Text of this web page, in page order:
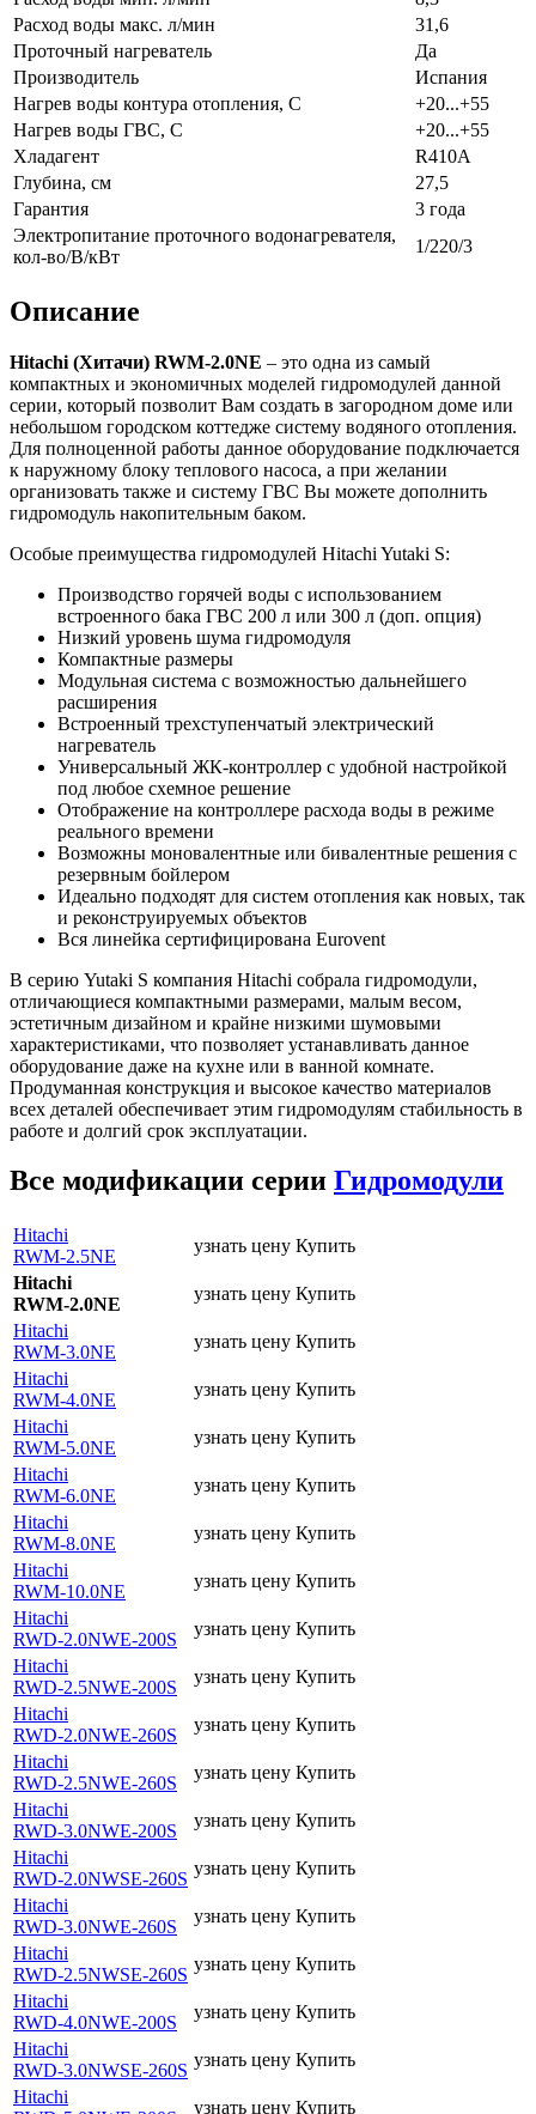
Расход воды макс. л/мин
31,6
Проточный нагреватель
Да
Производитель
Испания
Нагрев воды контура отопления, С
+20...+55
Нагрев воды ГВС, С
+20...+55
Хладагент
R410A
Глубина, см
27,5
Гарантия
3 года
Электропитание проточного водонагревателя,
кол-во/В/кВт
1/220/3
Описание
Hitachi (Хитачи) RWM-2.0NE – это одна из самый
компактных и экономичных моделей гидромодулей данной
серии, который позволит Вам создать в загородном доме или
небольшом городском коттедже систему водяного отопления.
Для полноценной работы данное оборудование подключается
к наружному блоку теплового насоса, а при желании
организовать также и систему ГВС Вы можете дополнить
гидромодуль накопительным баком.
Особые преимущества гидромодулей Hitachi Yutaki S:
Производство горячей воды с использованием
встроенного бака ГВС 200 л или 300 л (доп. опция)
Низкий уровень шума гидромодуля
Компактные размеры
Модульная система с возможностью дальнейшего
расширения
Встроенный трехступенчатый электрический
нагреватель
Универсальный ЖК-контроллер с удобной настройкой
под любое схемное решение
Отображение на контроллере расхода воды в режиме
реального времени
Возможны моновалентные или бивалентные решения с
резервным бойлером
Идеально подходят для систем отопления как новых, так
и реконструируемых объектов
Вся линейка сертифицирована Eurovent
В серию Yutaki S компания Hitachi собрала гидромодули,
отличающиеся компактными размерами, малым весом,
эстетичным дизайном и крайне низкими шумовыми
характеристиками, что позволяет устанавливать данное
оборудование даже на кухне или в ванной комнате.
Продуманная конструкция и высокое качество материалов
всех деталей обеспечивает этим гидромодулям стабильность в
работе и долгий срок эксплуатации.
Все модификации серии Гидромодули
Hitachi
RWM-2.5NE
узнать цену Купить
Hitachi
RWM-2.0NE
узнать цену Купить
Hitachi
RWM-3.0NE
узнать цену Купить
Hitachi
RWM-4.0NE
узнать цену Купить
Hitachi
RWM-5.0NE
узнать цену Купить
Hitachi
RWM-6.0NE
узнать цену Купить
Hitachi
RWM-8.0NE
узнать цену Купить
Hitachi
RWM-10.0NE
узнать цену Купить
Hitachi
RWD-2.0NWE-200S
узнать цену Купить
Hitachi
RWD-2.5NWE-200S
узнать цену Купить
Hitachi
RWD-2.0NWE-260S
узнать цену Купить
Hitachi
RWD-2.5NWE-260S
узнать цену Купить
Hitachi
RWD-3.0NWE-200S
узнать цену Купить
Hitachi
RWD-2.0NWSE-260S
узнать цену Купить
Hitachi
RWD-3.0NWE-260S
узнать цену Купить
Hitachi
RWD-2.5NWSE-260S
узнать цену Купить
Hitachi
RWD-4.0NWE-200S
узнать цену Купить
Hitachi
RWD-3.0NWSE-260S
узнать цену Купить
Hitachi
узнать цену Купить